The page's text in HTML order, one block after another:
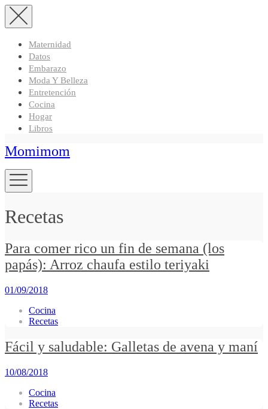
Maternidad
Datos
Embarazo
Moda Y Belleza
Entretención
Cocina
Hogar
Libros
Momimom
Recetas
Para comer rico un fin de semana (los
papás): Arroz chaufa estilo teriyaki
01/09/2018
Cocina
Recetas
Fácil y saludable: Galletas de avena y maní
10/08/2018
Cocina
Recetas